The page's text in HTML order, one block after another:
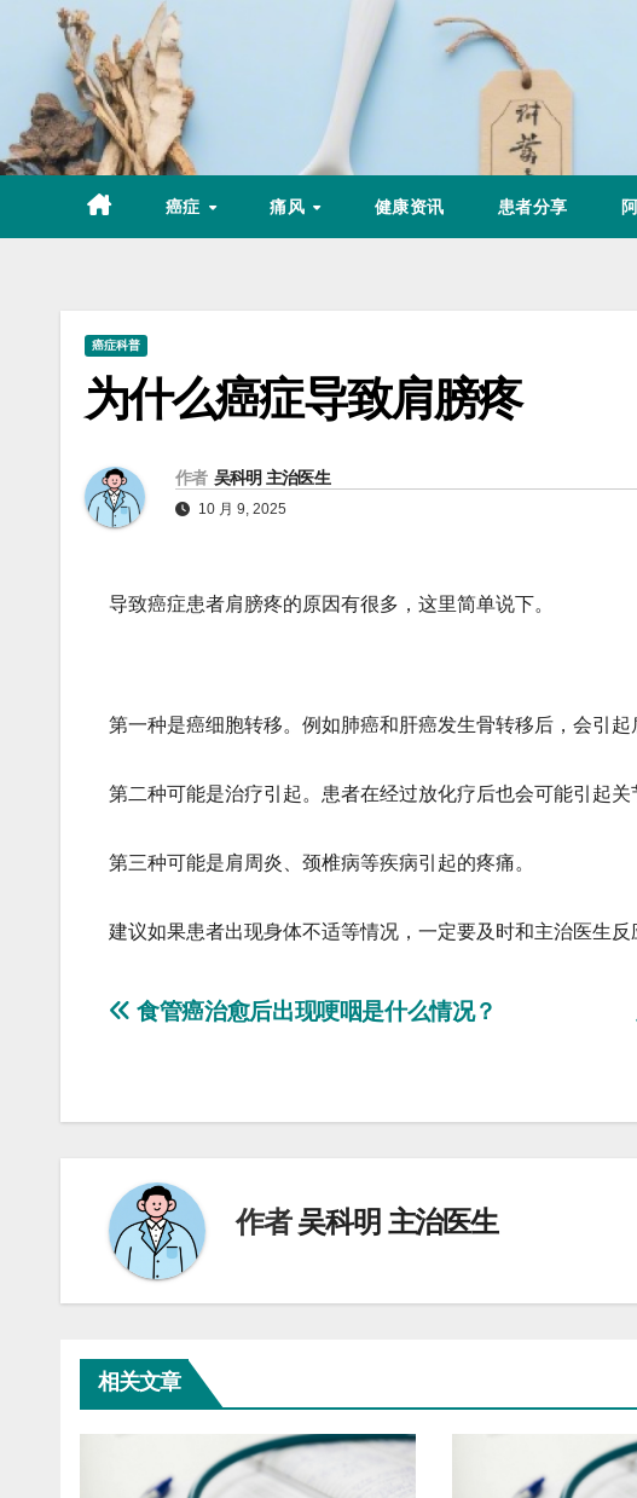
content
癌症 痛风 健康资讯 患者分享
癌症科普
为什么癌症导致肩膀疼
作者 吴科明 主治医生
10 月 9, 2025
导致癌症患者肩膀疼的原因有很多，这里简单说下。
第一种是癌细胞转移。例如肺癌和肝癌发生骨转移后，会引
第二种可能是治疗引起。患者在经过放化疗后也会可能引起关
第三种可能是肩周炎、颈椎病等疾病引起的疼痛。
建议如果患者出现身体不适等情况，一定要及时和主治医生反
文
导
食管癌治愈后出现哽咽是什么情况？
作者吴科明 主治医生
相关文章